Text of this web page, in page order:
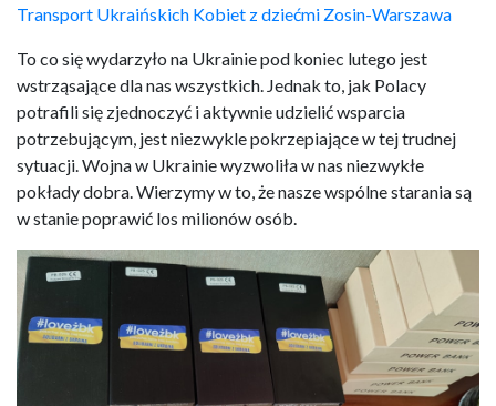
Transport Ukraińskich Kobiet z dziećmi Zosin-Warszawa
To co się wydarzyło na Ukrainie pod koniec lutego jest
wstrząsające dla nas wszystkich. Jednak to, jak Polacy
potrafili się zjednoczyć i aktywnie udzielić wsparcia
potrzebującym, jest niezwykle pokrzepiające w tej trudnej
sytuacji. Wojna w Ukrainie wyzwoliła w nas niezwykłe
pokłady dobra. Wierzymy w to, że nasze wspólne starania są
w stanie poprawić los milionów osób.